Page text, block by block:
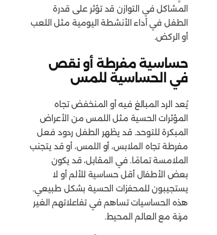
المشاكل في التوازن قد تؤثر على قدرة
الطفل في أداء الأنشطة اليومية مثل اللعب
أو الركض.
حساسية مفرطة أو نقص
في الحساسية للمس
يُعد الرد المبالغ فيه أو المنخفض تجاه
المؤثرات الحسية مثل اللمس من الأعراض
المبكرة للتوحد. قد يظهر الطفل ردود فعل
مفرطة تجاه الملابس، أو اللمس، أو قد يتجنب
الملامسة تمامًا. في المقابل، قد يكون
بعض الأطفال أقل حساسية للألم أو لا
يستجيبون للمحفزات الحسية بشكل طبيعي.
هذه الحساسيات تساهم في تفاعلاتهم الغير
مرنة مع العالم المحيط.